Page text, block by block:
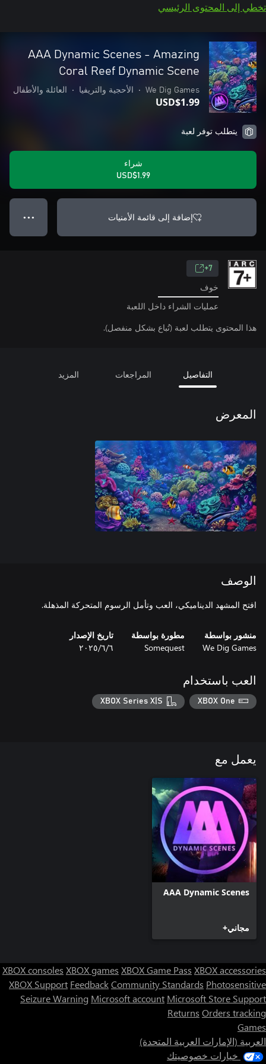
تخطي إلى المحتوى الرئيسي
AAA Dynamic Scenes - Amazing
Coral Reef Dynamic Scene
We Dig Games
• الأحجية والتريفيا • العائلة والأطفال
USD$1.99
يتطلب توفر لعبة
شراء
USD$1.99
إضافة إلى قائمة الأمنيات ● ● ●
7+
خوف
عمليات الشراء داخل اللعبة
هذا المحتوى يتطلب لعبة (تُباع بشكل منفصل).
التفاصيل المراجعات المزيد
المعرض
الوصف
افتح المشهد الديناميكي، العب وتأمل الرسوم المتحركة المذهلة.
منشور بواسطة
We Dig Games
مطورة بواسطة
Somequest
تاريخ الإصدار
٦‏/٦‏/٢٠٢٥
العب باستخدام
XBOX One
XBOX Series X|S
يعمل مع
AAA Dynamic Scenes
مجاني+
XBOX consoles XBOX games XBOX Game Pass XBOX accessories
XBOX Support FeedbackCommunity Standards Photosensitive
Seizure Warning Microsoft account Microsoft Store Support
Returns Orders tracking
Games
العربية (الإمارات العربية المتحدة)
خيارات خصوصيتك